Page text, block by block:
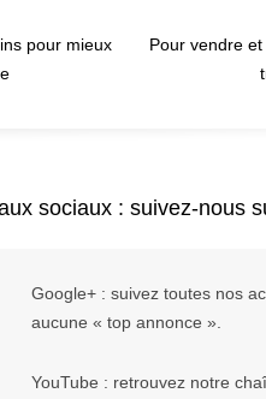
pour mieux
Pour vendre
sociaux : suivez-nous
Google+ : suivez toutes nos
aucune « top annonce ».
YouTube : retrouvez notre